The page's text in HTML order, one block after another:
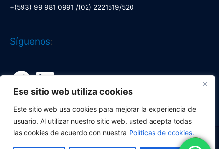
Ese sitio web utiliza cookies
Este sitio web usa cookies para mejorar la experiencia del
usuario. Al utilizar nuestro sitio web, usted acepta todas
las cookies de acuerdo con nuestra Políticas de cookies.
+(593) 99 981 0991 /(02) 2221519/520
Síguenos:
Facebook
LinkedIn
Copyright © 2026Corporación Lí­deres| Desarrollado por